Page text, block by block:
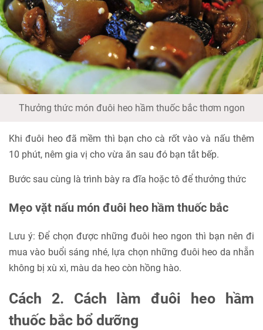
Thưởng thức món đuôi heo hầm thuốc bắc thơm ngon
Khi đuôi heo đã mềm thì bạn cho cà rốt vào và nấu thêm
10 phút, nêm gia vị cho vừa ăn sau đó bạn tắt bếp.
Bước sau cùng là trình bày ra đĩa hoặc tô để thưởng thức
Mẹo vặt nấu món đuôi heo hầm thuốc bắc
Lưu ý: Để chọn được những đuôi heo ngon thì bạn nên đi
mua vào buổi sáng nhé, lựa chọn những đuôi heo da nhẵn
không bị xù xì, màu da heo còn hồng hào.
Cách 2. Cách làm đuôi heo hầm
thuốc bắc bổ dưỡng